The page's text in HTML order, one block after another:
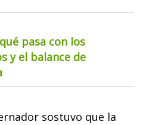
pasa con los
y el balance de
sostuvo que la